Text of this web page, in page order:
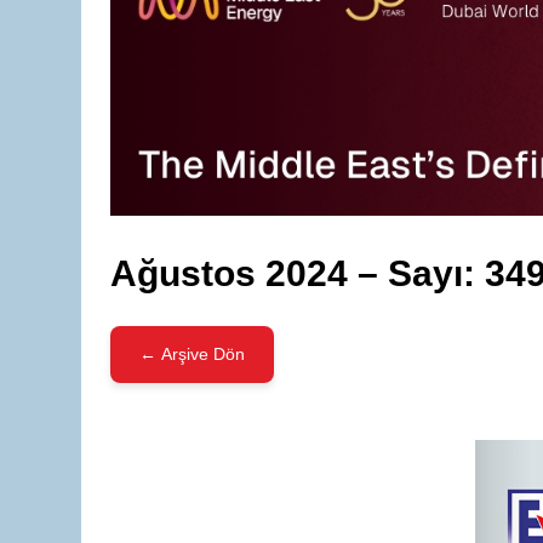
Ağustos 2024 – Sayı:
← Arşive Dön